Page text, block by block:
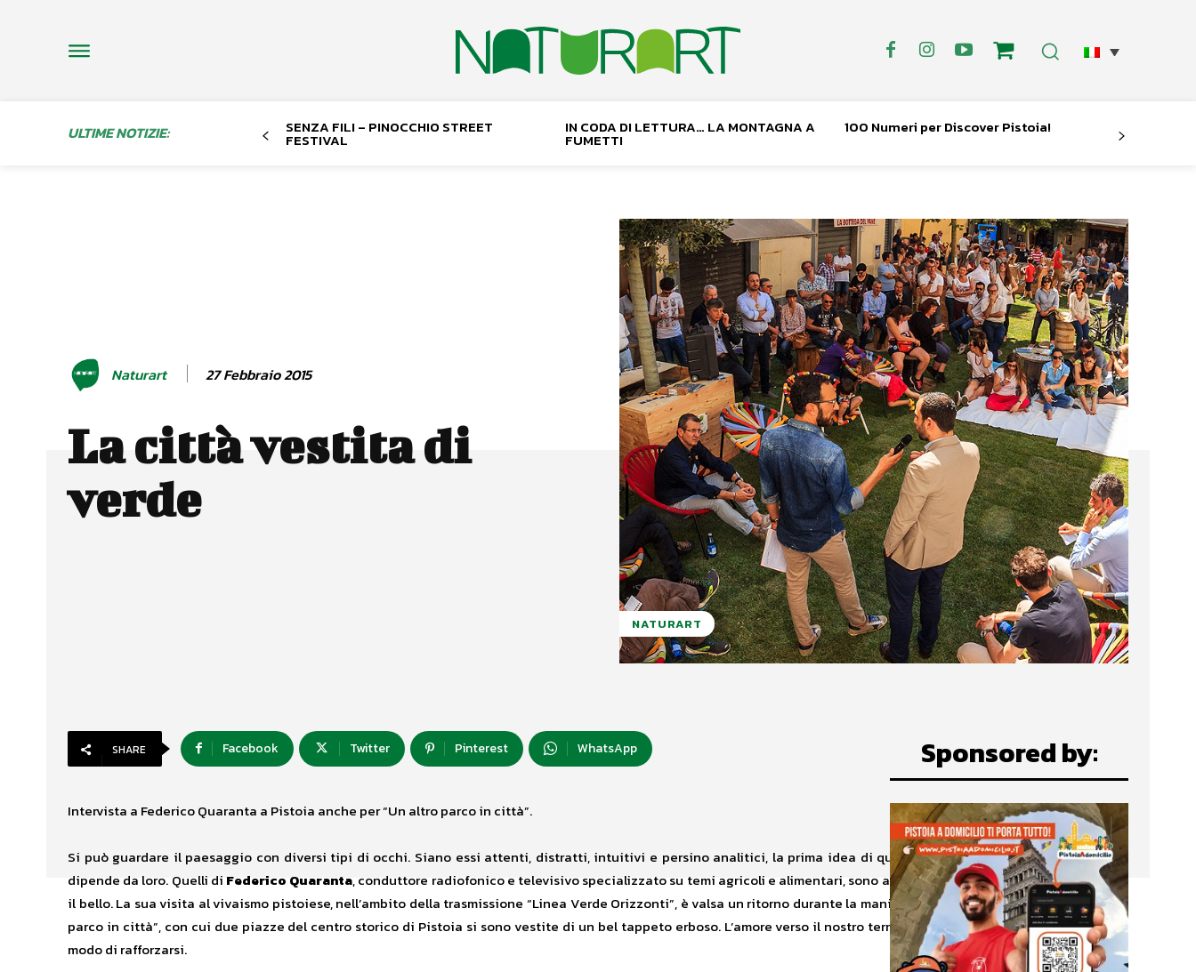
ULTIME NOTIZIE: SENZA FILI – PINOCCHIO STREET
FESTIVAL
IN CODA DI LETTURA… LA MONTAGNA A
FUMETTI
100 Numeri per Discover Pistoia!
Naturart 27 Febbraio 2015
La città vestita di
verde
NATURART
SHARE Facebook Twitter Pinterest WhatsApp
Intervista a Federico Quaranta a Pistoia anche per “Un altro parco in città”.
Si può guardare il paesaggio con diversi tipi di occhi. Siano essi attenti, distratti, intuitivi e persino analitici, la prima idea di quello che ci circonda
dipende da loro. Quelli di Federico Quaranta, conduttore radiofonico e televisivo specializzato su temi agricoli e alimentari, sono allenati a riconoscere
il bello. La sua visita al vivaismo pistoiese, nell’ambito della trasmissione “Linea Verde Orizzonti”, è valsa un ritorno durante la manifestazione “Un altro
parco in città”, con cui due piazze del centro storico di Pistoia si sono vestite di un bel tappeto erboso. L’amore verso il nostro territorio, così, ha avuto
modo di rafforzarsi.
Sponsored by: